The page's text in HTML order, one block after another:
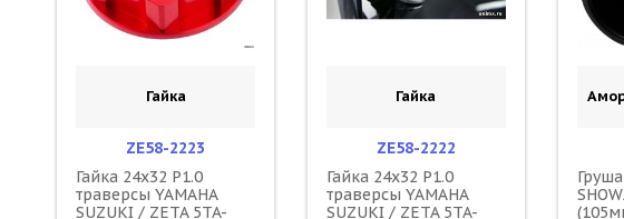
Гайка
ZE58-2223
Гайка 24x32 P1.0
траверсы YAMAHA
SUZUKI / ZETA 5TA-
Гайка
ZE58-2222
Гайка 24x32 P1.0
траверсы YAMAHA
SUZUKI / ZETA 5TA-